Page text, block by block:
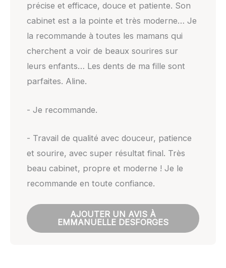
précise et efficace, douce et patiente. Son
cabinet est a la pointe et très moderne… Je
la recommande à toutes les mamans qui
cherchent a voir de beaux sourires sur
leurs enfants… Les dents de ma fille sont
parfaites. Aline.
- Je recommande.
- Travail de qualité avec douceur, patience
et sourire, avec super résultat final. Très
beau cabinet, propre et moderne ! Je le
recommande en toute confiance.
AJOUTER UN AVIS À
EMMANUELLE DESFORGES